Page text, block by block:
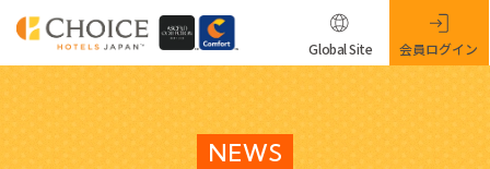
NEWS
Global Site 会員ログイン